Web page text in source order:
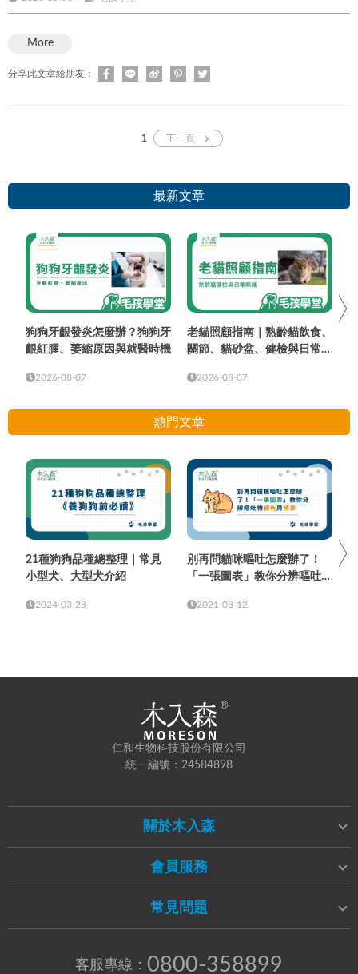
More
分享此文章給朋友：
1 下一頁
最新文章
狗狗牙齦發炎怎麼辦？狗狗牙
齦紅腫、萎縮原因與就醫時機
2026-08-07
老貓照顧指南｜熟齡貓飲食、
關節、貓砂盆、健檢與日常照
2026-08-07
熱門文章
21種狗狗品種總整理｜常見
小型犬、大型犬介紹
2024-03-28
別再問貓咪嘔吐怎麼辦了！
「一張圖表」教你分辨嘔吐物
2021-08-12
仁和生物科技股份有限公司
統一編號：24584898
關於木入森
會員服務
常見問題
客服專線： 0800-358899